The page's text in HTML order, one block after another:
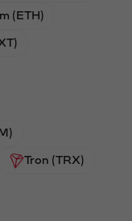
(ETH)
Tron (TRX)